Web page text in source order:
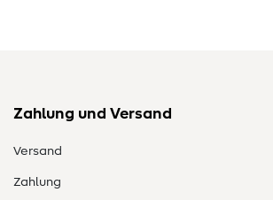
Zahlung und Versand
Versand
Zahlung